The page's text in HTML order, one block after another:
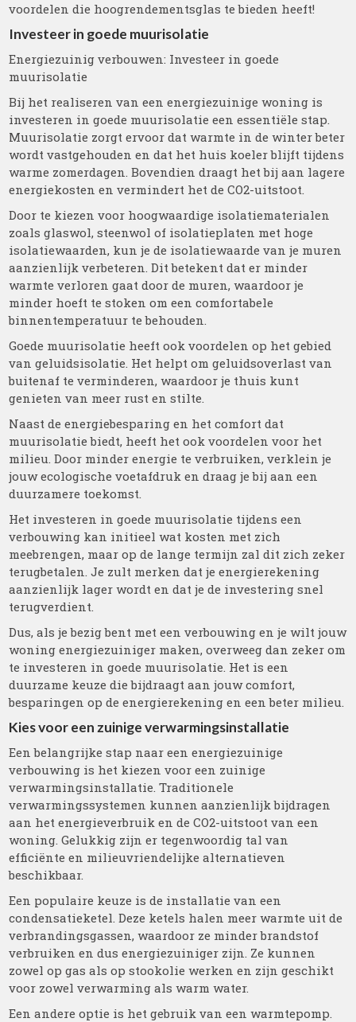
voordelen die hoogrendementsglas te bieden heeft!
Investeer in goede muurisolatie
Energiezuinig verbouwen: Investeer in goede
muurisolatie
Bij het realiseren van een energiezuinige woning is
investeren in goede muurisolatie een essentiële stap.
Muurisolatie zorgt ervoor dat warmte in de winter beter
wordt vastgehouden en dat het huis koeler blijft tijdens
warme zomerdagen. Bovendien draagt het bij aan lagere
energiekosten en vermindert het de CO2-uitstoot.
Door te kiezen voor hoogwaardige isolatiematerialen
zoals glaswol, steenwol of isolatieplaten met hoge
isolatiewaarden, kun je de isolatiewaarde van je muren
aanzienlijk verbeteren. Dit betekent dat er minder
warmte verloren gaat door de muren, waardoor je
minder hoeft te stoken om een comfortabele
binnentemperatuur te behouden.
Goede muurisolatie heeft ook voordelen op het gebied
van geluidsisolatie. Het helpt om geluidsoverlast van
buitenaf te verminderen, waardoor je thuis kunt
genieten van meer rust en stilte.
Naast de energiebesparing en het comfort dat
muurisolatie biedt, heeft het ook voordelen voor het
milieu. Door minder energie te verbruiken, verklein je
jouw ecologische voetafdruk en draag je bij aan een
duurzamere toekomst.
Het investeren in goede muurisolatie tijdens een
verbouwing kan initieel wat kosten met zich
meebrengen, maar op de lange termijn zal dit zich zeker
terugbetalen. Je zult merken dat je energierekening
aanzienlijk lager wordt en dat je de investering snel
terugverdient.
Dus, als je bezig bent met een verbouwing en je wilt jouw
woning energiezuiniger maken, overweeg dan zeker om
te investeren in goede muurisolatie. Het is een
duurzame keuze die bijdraagt aan jouw comfort,
besparingen op de energierekening en een beter milieu.
Kies voor een zuinige verwarmingsinstallatie
Een belangrijke stap naar een energiezuinige
verbouwing is het kiezen voor een zuinige
verwarmingsinstallatie. Traditionele
verwarmingssystemen kunnen aanzienlijk bijdragen
aan het energieverbruik en de CO2-uitstoot van een
woning. Gelukkig zijn er tegenwoordig tal van
efficiënte en milieuvriendelijke alternatieven
beschikbaar.
Een populaire keuze is de installatie van een
condensatieketel. Deze ketels halen meer warmte uit de
verbrandingsgassen, waardoor ze minder brandstof
verbruiken en dus energiezuiniger zijn. Ze kunnen
zowel op gas als op stookolie werken en zijn geschikt
voor zowel verwarming als warm water.
Een andere optie is het gebruik van een warmtepomp.